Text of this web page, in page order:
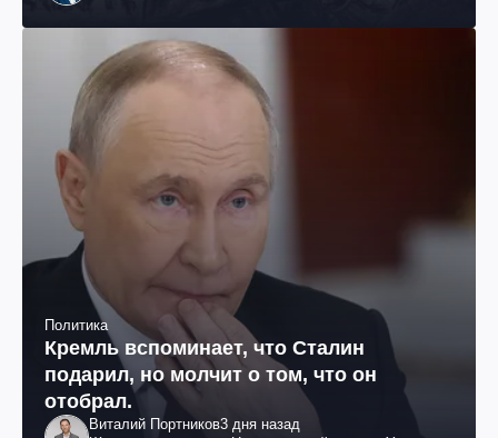
Политика
Кремль вспоминает, что Сталин
подарил, но молчит о том, что он
отобрал.
Виталий Портников3 дня назад